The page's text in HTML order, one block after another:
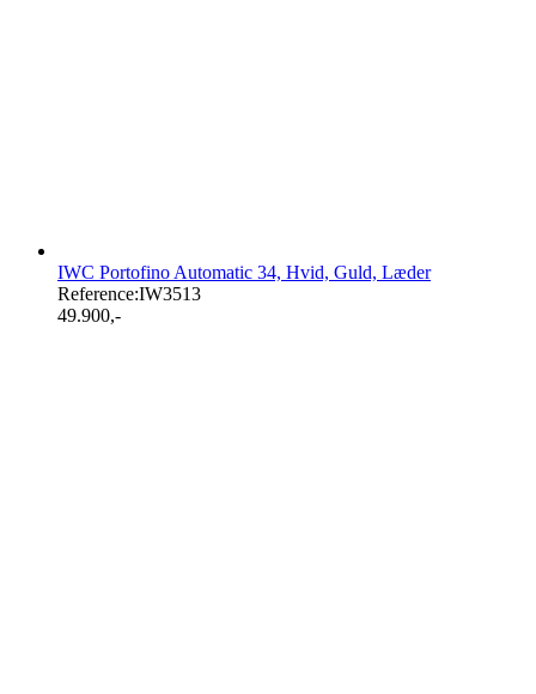
IWC Portofino Automatic 34, Hvid, Guld, Læder
Reference:IW3513
49.900,-